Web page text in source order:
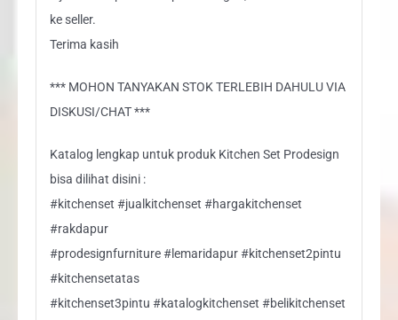
ke seller.
Terima kasih
*** MOHON TANYAKAN STOK TERLEBIH DAHULU VIA
DISKUSI/CHAT ***
Katalog lengkap untuk produk Kitchen Set Prodesign
bisa dilihat disini :
#kitchenset #jualkitchenset #hargakitchenset
#rakdapur
#prodesignfurniture #lemaridapur #kitchenset2pintu
#kitchensetatas
#kitchenset3pintu #katalogkitchenset #belikitchenset